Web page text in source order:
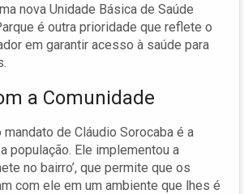
nova Unidade Básica de Saúde
é outra prioridade que reflete o
em garantir acesso à saúde para
a Comunidade
de Cláudio Sorocaba é a
população. Ele implementou a
no bairro’, que permite que os
com ele em um ambiente que lhes é